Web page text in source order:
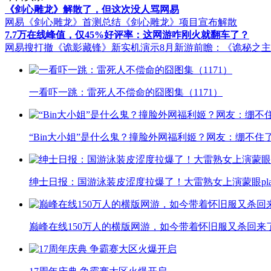
《剑心雕龙》解散了，但这次没人骂网易
网易《剑心雕龙》首测总结 《剑心雕龙》项目宣布解散
7.7万在线峰值，仅45%好评率：这网游咋刚火就翻车了？
网易搜打撤《诡影藏锋》新实机演示8月新游前瞻：《诡秘之
一看吓一跳：雷死人不偿命的囧图集（1171）
“Bin大小姐”是什么鬼？撞脸外网福利姬？网友：绷不住
绅士日报：国游泳装皮涩度拉爆了！大雷熟女上演蒙眼
巅峰在线150万人的横版网游，如今带着怀旧服又杀回来